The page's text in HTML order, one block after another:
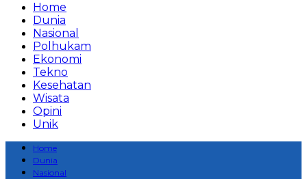
Home
Dunia
Nasional
Polhukam
Ekonomi
Tekno
Kesehatan
Wisata
Opini
Unik
Home
Dunia
Nasional